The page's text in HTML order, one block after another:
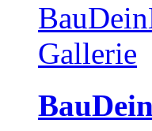
Gallerie